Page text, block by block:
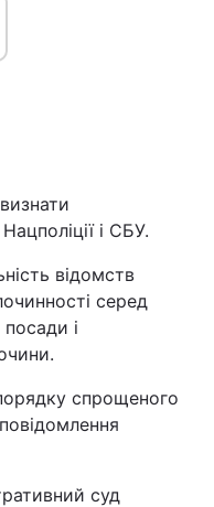
і СБУ.
відомств
серед
посади і
спрощеного
суд